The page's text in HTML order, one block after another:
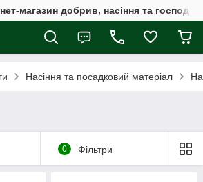
магазин добрив, насіння та
Насіння та посадковий матеріал
0 Фільтри